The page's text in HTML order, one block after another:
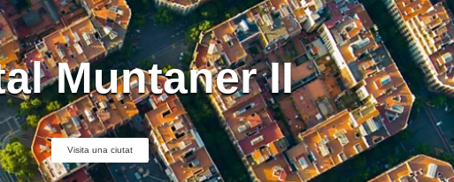
Muntaner II
Visita una ciutat